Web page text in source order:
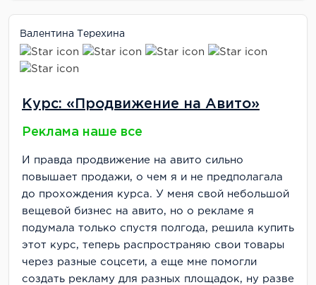
Валентина Терехина
Курс: «Продвижение на Авито»
Реклама наше все
И правда продвижение на авито сильно
повышает продажи, о чем я и не предполагала
до прохождения курса. У меня свой небольшой
вещевой бизнес на авито, но о рекламе я
подумала только спустя полгода, решила купить
этот курс, теперь распространяю свои товары
через разные соцсети, а еще мне помогли
создать рекламу для разных площадок, ну разве